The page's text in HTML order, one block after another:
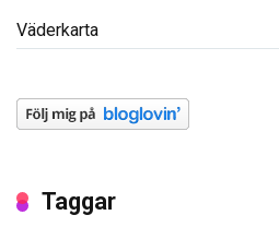
Väderkarta
Taggar